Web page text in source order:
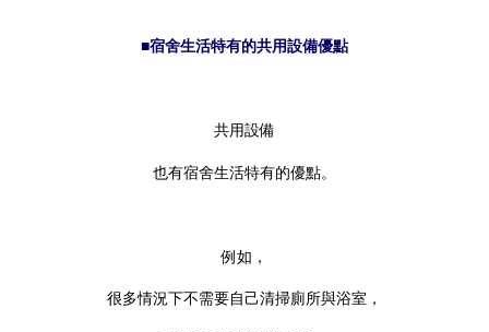
■宿舍生活特有的共用設備優點
共用設備
也有宿舍生活特有的優點。
例如，
很多情況下不需要自己清掃廁所與浴室，